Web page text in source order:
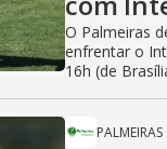
O Palmeiras
enfrentar o
16h (de